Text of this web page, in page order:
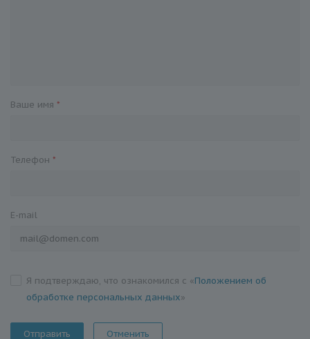
Ваше имя *
Телефон *
E-mail
Я подтверждаю, что ознакомился с «Положением об
обработке персональных данных»
Отменить